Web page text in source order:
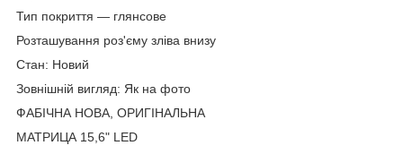
Тип покриття — глянсове
Розташування роз'єму зліва внизу
Стан: Новий
Зовнішній вигляд: Як на фото
ФАБІЧНА НОВА, ОРИГІНАЛЬНА
МАТРИЦА 15,6" LED